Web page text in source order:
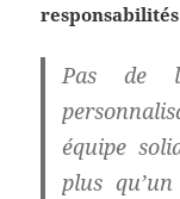
Pas de
équipe
plus